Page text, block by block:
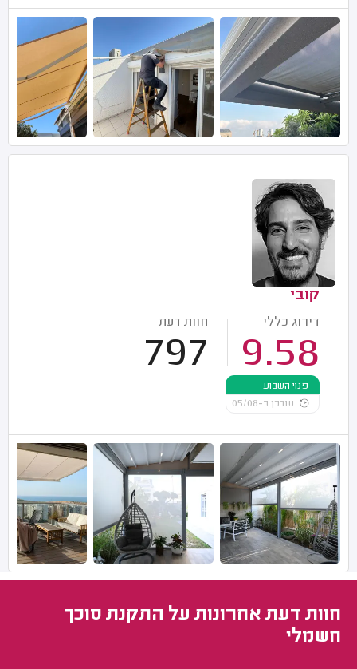
קובי
דירוג כללי
9.58
חוות דעת
797
פנוי השבוע
עודכן ב-05/08
חוות דעת אחרונות על התקנת סוכך
חשמלי